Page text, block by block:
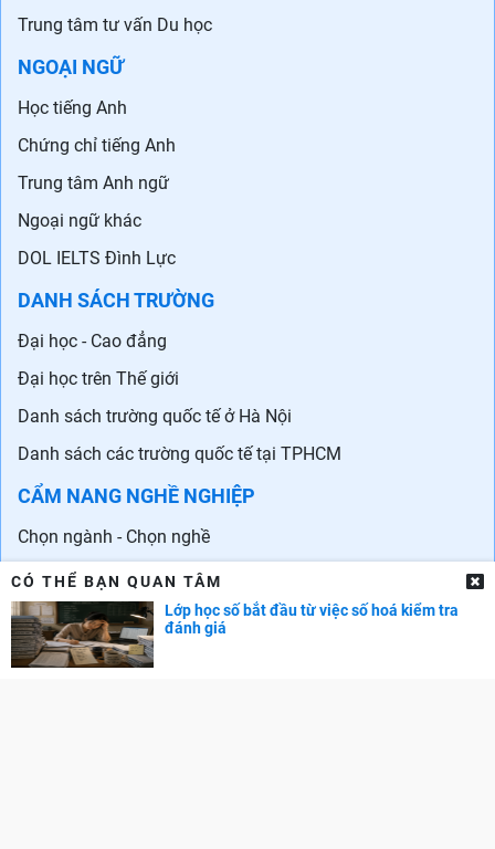
Trung tâm tư vấn Du học
NGOẠI NGỮ
Học tiếng Anh
Chứng chỉ tiếng Anh
Trung tâm Anh ngữ
Ngoại ngữ khác
DOL IELTS Đình Lực
DANH SÁCH TRƯỜNG
Đại học - Cao đẳng
Đại học trên Thế giới
Danh sách trường quốc tế ở Hà Nội
Danh sách các trường quốc tế tại TPHCM
CẨM NANG NGHỀ NGHIỆP
Chọn ngành - Chọn nghề
Phát triển bản thân
Phát triển sự nghiệp
Tuyển dụng
CÓ THỂ BẠN QUAN TÂM
Lớp học số bắt đầu từ việc số hoá kiểm tra
đánh giá